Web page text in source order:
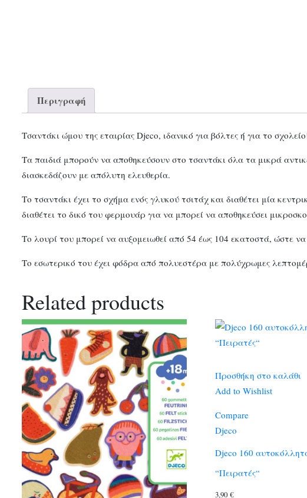
Περιγραφή
Τσαντάκι ώμου της εταιρίας Djeco, ιδανικό για βόλτες ή για το
Τα παιδιά μπορούν να αποθηκεύσουν στο τσαντάκι όλα τα μικρά
διασκεδάζουν με απόλυτη ελευθερία.
Το τσαντάκι έχει το σχήμα ενός γλυκού τσιτάχ και διαθέτει μία
διαθέτει το δικό του φερμουάρ για να μπορεί να αποθηκεύσει
Το λουρί του μπορεί να αυξομειωθεί από 54 έως 104 εκατοστά, ώστε
Το εσωτερικό του έχει φόδρα από πολυεστέρα με πολύχρωμες
Related products
Προσθήκη στο καλάθι
Add to Wishlist
Compare
Djeco
Djeco 160
“Πειρατές“
3,90€